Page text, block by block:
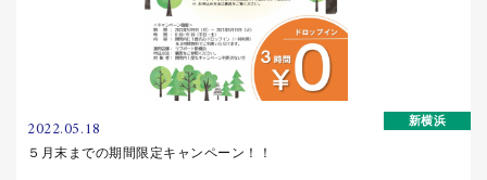
新横浜
2022.05.18
５月末までの期間限定キャンペーン！！